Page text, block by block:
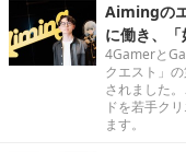
Aimingの
に働き、「
4Gamerと
クエスト」
されました
ドを若手ク
ます。